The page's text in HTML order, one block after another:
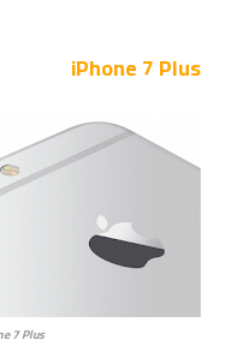
iPhone 7 Plus
7 Plus